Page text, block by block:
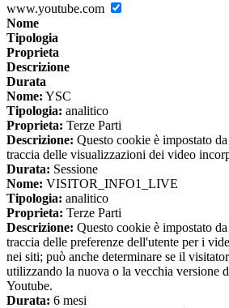
www.youtube.com
Nome
Tipologia
Proprieta
Descrizione
Durata
Nome: YSC
Tipologia: analitico
Proprieta: Terze Parti
Descrizione: Questo cookie è impostato
traccia delle visualizzazioni dei video
Durata: Sessione
Nome: VISITOR_INFO1_LIVE
Tipologia: analitico
Proprieta: Terze Parti
Descrizione: Questo cookie è impostato
traccia delle preferenze dell'utente per i
nei siti; può anche determinare se il
utilizzando la nuova o la vecchia versione
Youtube.
Durata: 6 mesi